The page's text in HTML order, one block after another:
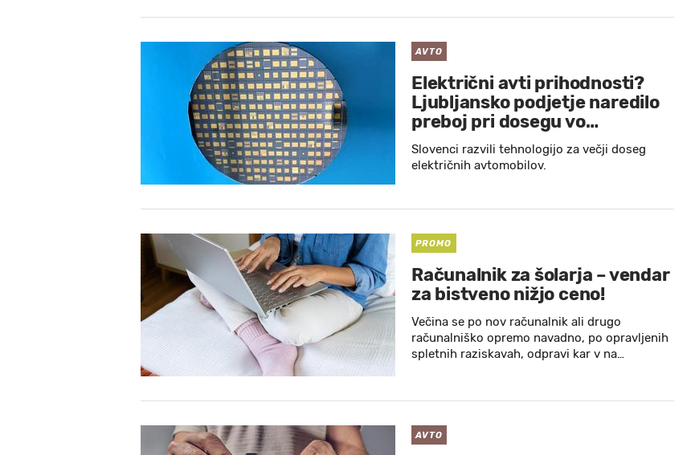
AVTO
Električni avti prihodnosti?
Ljubljansko podjetje naredilo
preboj pri dosegu vo…
Slovenci razvili tehnologijo za večji doseg
električnih avtomobilov.
PROMO
Računalnik za šolarja – vendar
za bistveno nižjo ceno!
Večina se po nov računalnik ali drugo
računalniško opremo navadno, po opravljenih
spletnih raziskavah, odpravi kar v na…
AVTO